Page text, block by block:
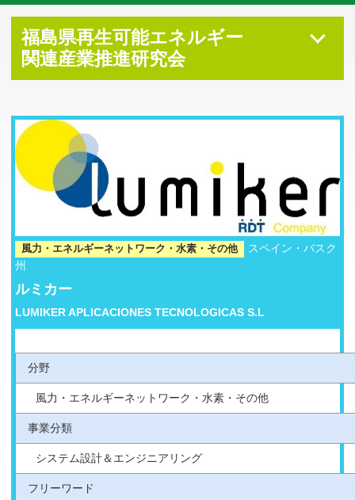
福島県再生可能エネルギー
関連産業推進研究会
風力・エネルギーネットワーク・水素・その他
スペイン・バスク
州
ルミカー
LUMIKER APLICACIONES TECNOLOGICAS S.L
分野
風力・エネルギーネットワーク・水素・その他
事業分類
システム設計＆エンジニアリング
フリーワード